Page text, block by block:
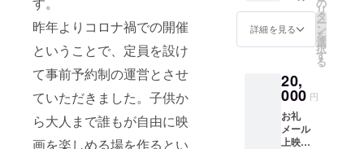
昨年よりコロナ禍での開催
ということで、定員を設け
て事前予約制の運営とさせ
ていただきました。子供か
ら大人まで誰もが自由に映
画を楽しめる場を作るとい
紡いできた
繋がりを活
かしつつ、
交流、賑わ
いの創出に
つながれば
と考えてお
み!） オ
リジナ
ルTシャ
ツ1枚
ポート
シア
ターチ
ケット1
枚（デ
ザイン
詳細を見る
リ
タ
ー
ン
を
選
択
す
る
20,
000 円
お礼
メール
上映時